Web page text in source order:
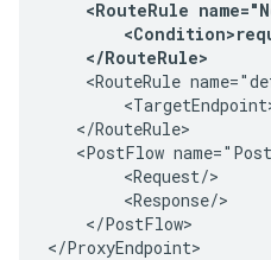
<RouteRule
    </RouteRule>
<RouteRule
   </RouteRule>
<PostFlow
        <Request/>
        <Response/>
    </PostFlow>
</ProxyEndpoint>